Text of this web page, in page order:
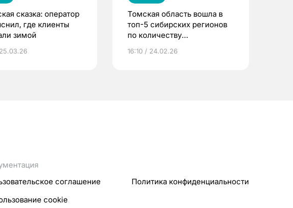
сказка: оператор
где клиенты
зимой
Томская область вошла в
топ-5 сибирских регионов
по количеству
платформе YotaАрхив
16:10 / 24.02.26
соглашение
Политика конфиденциальности
cookie